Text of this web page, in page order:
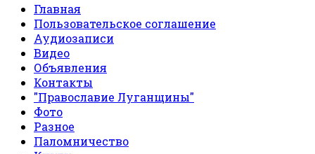
Главная
Пользовательское соглашение
Аудиозаписи
Видео
Объявления
Контакты
"Православие Луганщины"
Фото
Разное
Паломничество